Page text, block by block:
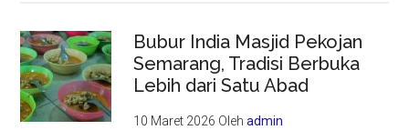
Bubur India Masjid Pekojan
Semarang, Tradisi Berbuka
Lebih dari Satu Abad
10 Maret 2026 Olehadmin